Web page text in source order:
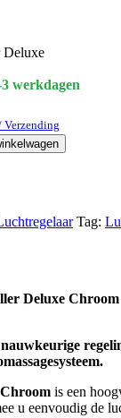
Deluxe
werkdagen
Verzending
Tag:
Deluxe Chroom
is een
u eenvoudig de